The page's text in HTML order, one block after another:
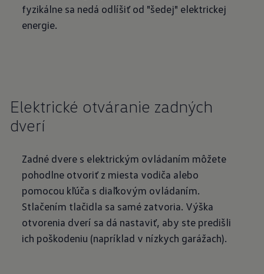
fyzikálne sa nedá odlíšiť od "šedej" elektrickej
energie.
Elektrické otváranie zadných
dverí
Zadné dvere s elektrickým ovládaním môžete
pohodlne otvoriť z miesta vodiča alebo
pomocou kľúča s diaľkovým ovládaním.
Stlačením tlačidla sa samé zatvoria. Výška
otvorenia dverí sa dá nastaviť, aby ste predišli
ich poškodeniu (napríklad v nízkych garážach).